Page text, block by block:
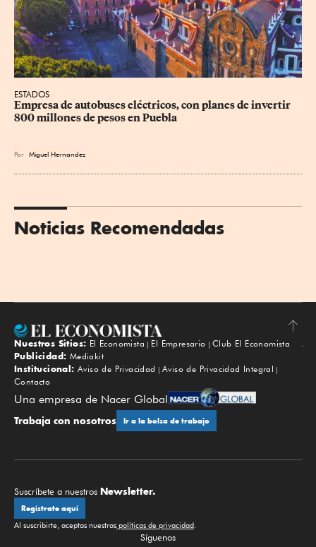
ESTADOS
Empresa de autobuses eléctricos, con planes de invertir
800 millones de pesos en Puebla
Por Miguel Hernandez
Noticias Recomendadas
Subir
Nuestros Sitios: El Economista El Empresario
Club El Economista
Publicidad: Mediakit
Institucional: Aviso de Privacidad
Aviso de Privacidad Integral
Contacto
Una empresa de Nacer Global
Trabaja con nosotros Ir a la bolsa de trabajo
Suscríbete a nuestros Newsletter.
Regístrate aquí
Al suscribirte, aceptas nuestras políticas de privacidad.
Síguenos